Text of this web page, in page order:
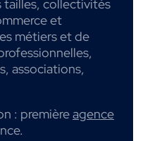
collectivités
et
métiers et de
associations,
: premièreagence